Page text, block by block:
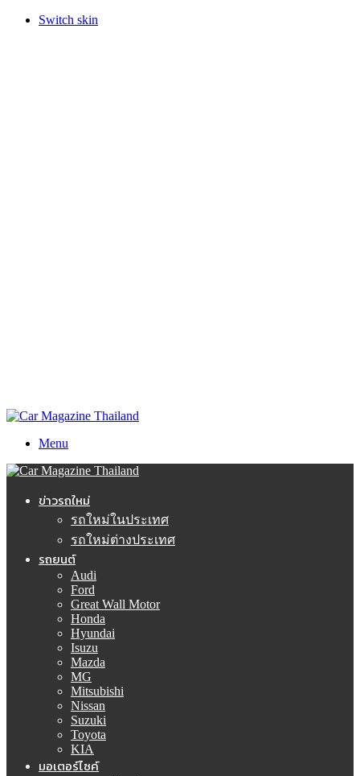
Switch skin
Menu
ข่าวรถใหม่
รถใหม่ในประเทศ
รถใหม่ต่างประเทศ
รถยนต์
Audi
Ford
Great Wall Motor
Honda
Hyundai
Isuzu
Mazda
MG
Mitsubishi
Nissan
Suzuki
Toyota
KIA
มอเตอร์ไซค์